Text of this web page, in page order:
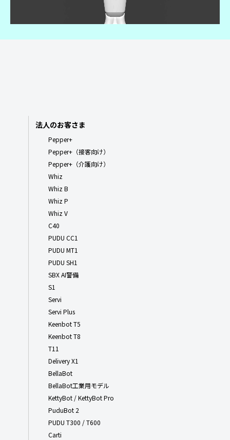
法人のお客さま
Pepper+
Pepper+（接客向け）
Pepper+（介護向け）
Whiz
Whiz B
Whiz P
Whiz V
C40
PUDU CC1
PUDU MT1
PUDU SH1
SBX AI警備
S1
Servi
Servi Plus
Keenbot T5
Keenbot T8
T11
Delivery X1
BellaBot
BellaBot工業用モデル
KettyBot / KettyBot Pro
PuduBot 2
PUDU T300 / T600
Carti